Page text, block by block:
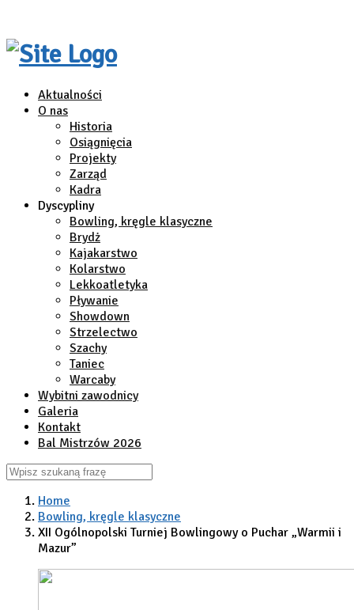
Aktualności
O nas
Historia
Osiągnięcia
Projekty
Zarząd
Kadra
Dyscypliny
Bowling, kręgle klasyczne
Brydż
Kajakarstwo
Kolarstwo
Lekkoatletyka
Pływanie
Showdown
Strzelectwo
Szachy
Taniec
Warcaby
Wybitni zawodnicy
Galeria
Kontakt
Bal Mistrzów 2026
Home
Bowling, kręgle klasyczne
XII Ogólnopolski Turniej Bowlingowy o Puchar „Warmii i
Mazur”